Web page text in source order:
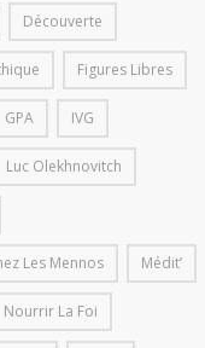
Découverte
Figures Libres
GPA IVG
Luc Olekhnovitch
Les Mennos Médit’
Nourrir La Foi